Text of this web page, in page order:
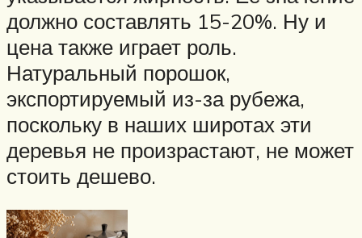
должно составлять 15-20%. Ну и
цена также играет роль.
Натуральный порошок,
экспортируемый из-за рубежа,
поскольку в наших широтах эти
деревья не произрастают, не может
стоить дешево.